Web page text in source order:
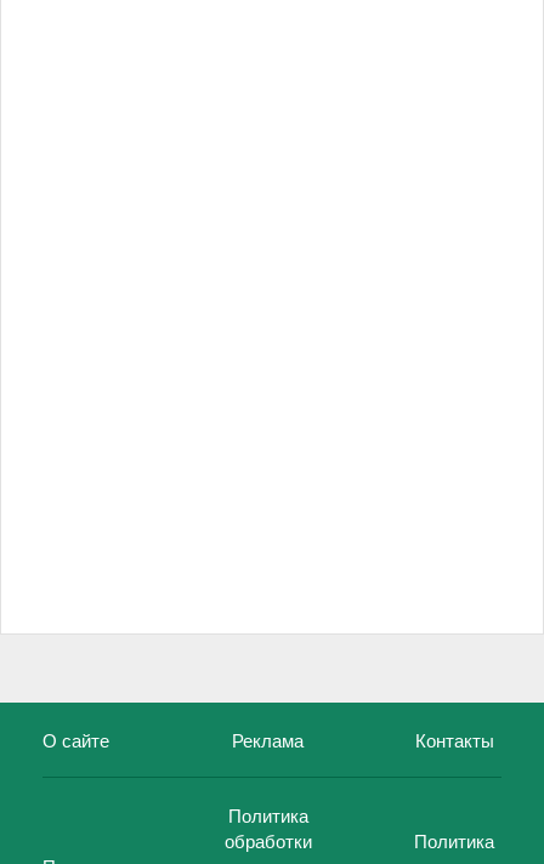
О сайте Реклама Контакты
Политика
обработки
Политика